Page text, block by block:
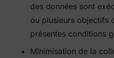
des données sont
ou plusieurs objectifs
présentes conditions
Minimisation de la